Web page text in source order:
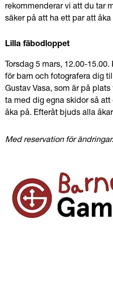
rekommenderar vi att du tar
säker på att ha ett par att åka
Lilla fäbodloppet
Torsdag 5 mars, 12.00-
för barn och fotografera dig
Gustav Vasa, som är på
ta med dig egna skidor så
åka på. Efteråt bjuds alla
Med reservation för ändringar.